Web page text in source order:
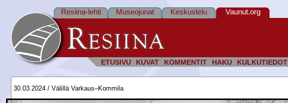
ETUSIVU KUVAT KOMMENTIT HAKU KULKUTIEDOT
Resiina-lehti Museojunat Keskustelu Vaunut.org
30.03.2024 / Välillä Varkaus–Kommila